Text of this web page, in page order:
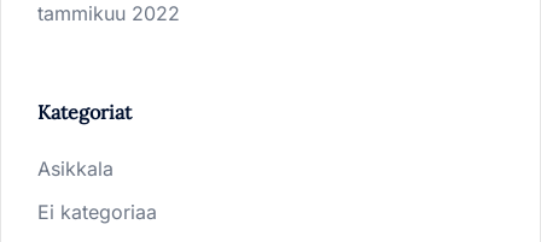
tammikuu 2022
Kategoriat
Asikkala
Ei kategoriaa